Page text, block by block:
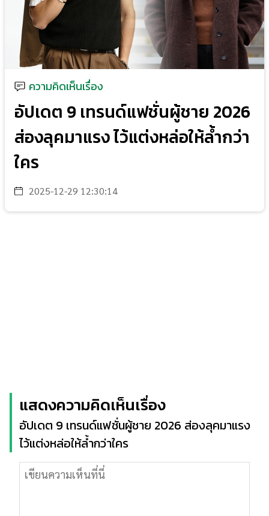
ความคิดเห็นเรื่อง
อัปเดต 9 เทรนด์แฟชั่นผู้ชาย 2026
ส่องลุคมาแรง ไว้แต่งหล่อให้ล้ำกว่า
ใคร
2025-12-29 12:30:14
แสดงความคิดเห็นเรื่อง
อัปเดต 9 เทรนด์แฟชั่นผู้ชาย 2026 ส่องลุคมาแรง
ไว้แต่งหล่อให้ล้ำกว่าใคร